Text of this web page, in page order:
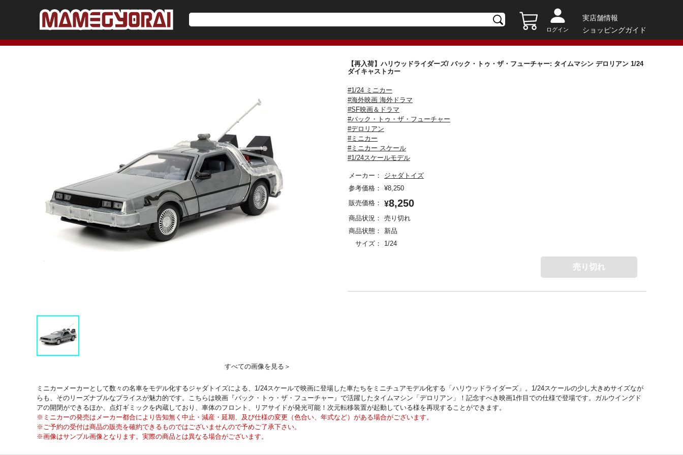
ログイン
実店舗情報
ショッピングガイド
すべての画像を見る＞
【再入荷】ハリウッドライダーズ/ バック・トゥ・ザ・フューチャー: タイムマシン デロリアン 1/24
ダイキャストカー
#1/24 ミニカー
#海外映画 海外ドラマ
#SF映画＆ドラマ
#バック・トゥ・ザ・フューチャー
#デロリアン
#ミニカー
#ミニカー スケール
#1/24スケールモデル
メーカー：
ジャダトイズ
参考価格：
¥8,250
販売価格：
¥8,250
商品状況：
売り切れ
商品状態：
新品
サイズ：
1/24
売り切れ
ミニカーメーカーとして数々の名車をモデル化するジャダトイズによる、1/24スケールで映画に登場した車たちをミニチュアモデル化する「ハリウッドライダーズ」。1/24スケールの少し大きめサイズなが
らも、そのリーズナブルなプライスが魅力的です。こちらは映画『バック・トゥ・ザ・フューチャー』で活躍したタイムマシン「デロリアン」！記念すべき映画1作目での仕様で登場です。ガルウイングド
アの開閉ができるほか、点灯ギミックを内蔵しており、車体のフロント、リアサイドが発光可能！次元転移装置が起動している様を再現することができます。
※ミニカーの発売はメーカー都合により告知無く中止・減産・延期、及び仕様の変更（色合い、年式など）がある場合がございます。
※ご予約の受付は商品の販売を確約できるものではございませんので予めご了承下さい。
※画像はサンプル画像となります。実際の商品とは異なる場合がございます。